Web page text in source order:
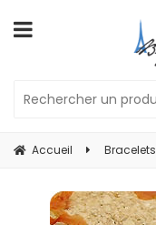
Accueil Bracelets